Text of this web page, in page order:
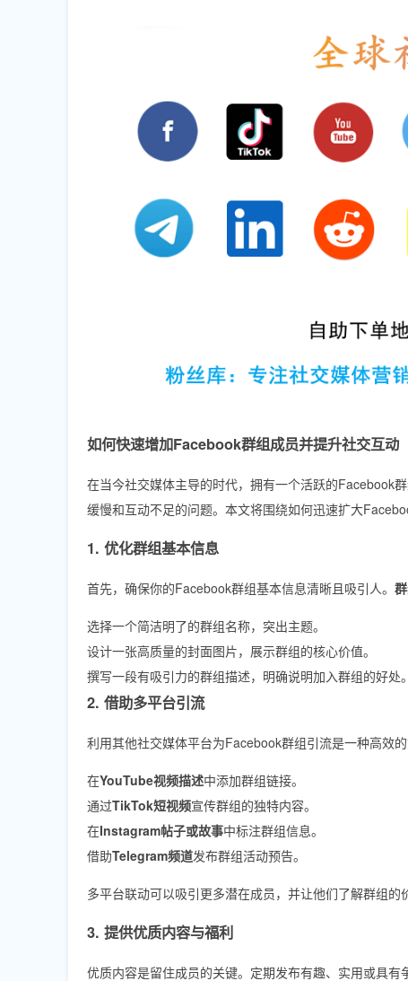
如何快速增加Facebook群组成员并提升社交互动
在当今社交媒体主导的时代，拥有一个活跃的Facebook
缓慢和互动不足的问题。本文将围绕如何迅速扩大
1. 优化群组基本信息
首先，确保你的Facebook群组基本信息清晰且吸引人。
选择一个简洁明了的群组名称，突出主题。
设计一张高质量的封面图片，展示群组的核心价值。
撰写一段有吸引力的群组描述，明确说明加入群组的好处。
2. 借助多平台引流
利用其他社交媒体平台为Facebook群组引流是一种高效的
在YouTube视频描述中添加群组链接。
通过TikTok短视频宣传群组的独特内容。
在Instagram帖子或故事中标注群组信息。
借助Telegram频道发布群组活动预告。
多平台联动可以吸引更多潜在成员，并让他们了解群组的
3. 提供优质内容与福利
优质内容是留住成员的关键。定期发布有趣、实用或具有